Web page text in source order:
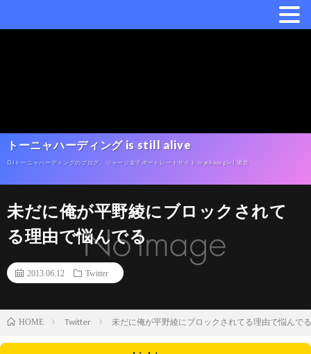
トーニャハーディング is still alive
DJトーニャハーディングのブログ。ジャージ女子ポートレートサイト tracktop girl 運営
未だに俺が平野綾にブロックされて
る理由で悩んでる
2013.06.12 Twitter
HOME Twitter 未だに俺が平野綾にブロックされてる理由で悩んでる